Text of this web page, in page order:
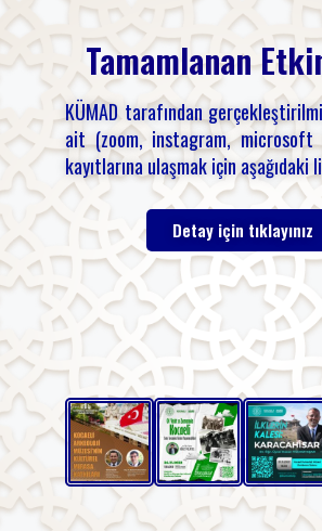
Tamamlanan
KÜMAD tarafından
ait (zoom, instagram, microsoft
kayıtlarına ulaşmak için aşağıdaki
Detay için tıklayınız